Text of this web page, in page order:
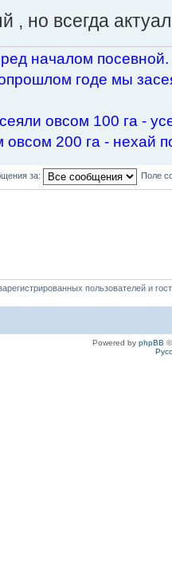
, но всегда
началом посевной.
годе мы
овсом 100 га -
200 га - нехай
за: Поле
пользователей и
Powered by phpBB